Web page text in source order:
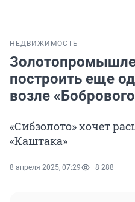
НЕДВИЖИМОСТЬ
построить еще
возле
«Сибзолото» хочет
«Каштака»
8 апреля 2025, 07:29 8 288